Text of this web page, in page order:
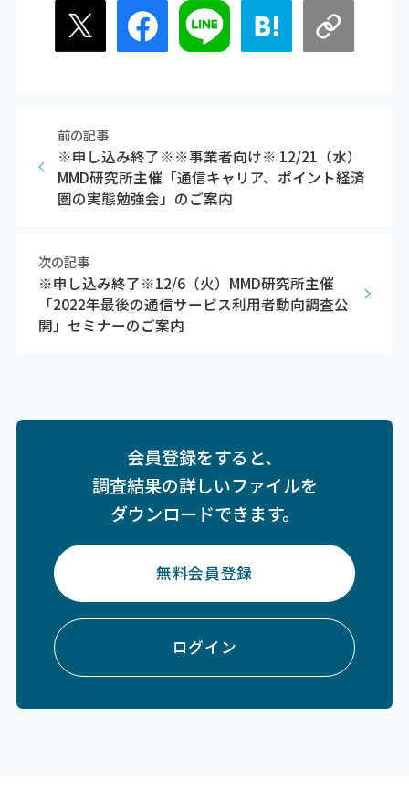
前の記事
※申し込み終了※※事業者向け※ 12/21（水）
MMD研究所主催「通信キャリア、ポイント経済
圏の実態勉強会」のご案内
次の記事
※申し込み終了※12/6（火）MMD研究所主催
「2022年最後の通信サービス利用者動向調査公
開」セミナーのご案内
会員登録をすると、
調査結果の詳しいファイルを
ダウンロードできます。
無料会員登録
ログイン